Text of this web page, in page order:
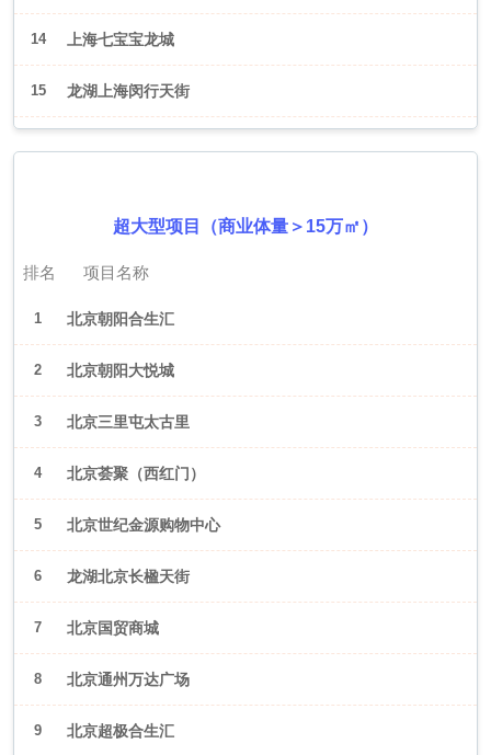
14 上海七宝宝龙城
15 龙湖上海闵行天街
超大型项目（商业体量＞15万㎡）
排名 项目名称
1 北京朝阳合生汇
2 北京朝阳大悦城
3 北京三里屯太古里
4 北京荟聚（西红门）
5 北京世纪金源购物中心
6 龙湖北京长楹天街
7 北京国贸商城
8 北京通州万达广场
9 北京超极合生汇